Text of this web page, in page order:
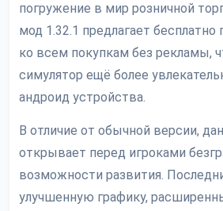
погружение в мир розничной
мод 1.32.1 предлагает бесплатно
ко всем покупкам без рекламы,
симулятор ещё более
андроид устройства.
В отличие от обычной версии,
открывает перед игроками
возможности развития.
улучшенную графику,